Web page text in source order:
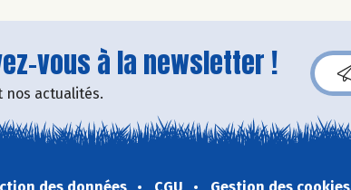
vous à la newsletter !
nos actualités.